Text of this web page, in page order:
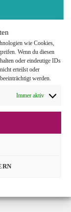
wie Cookies,
Wenn du diesen
oder eindeutige IDs
erteilst oder
werden.
Immer aktiv